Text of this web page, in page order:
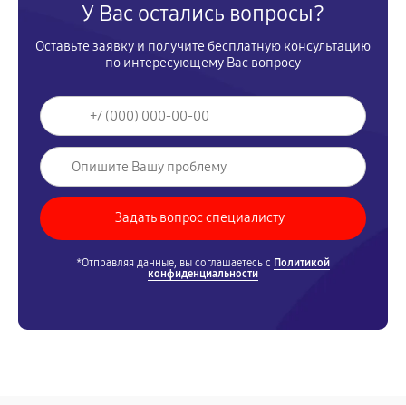
У Вас остались вопросы?
Оставьте заявку и получите бесплатную консультацию
по интересующему Вас вопросу
*Отправляя данные, вы соглашаетесь с Политикой
конфиденциальности